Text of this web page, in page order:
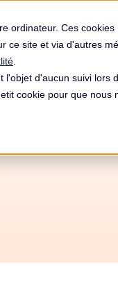
ordinateur. Ces
ce site et via d'autres
l'objet d'aucun suivi
cookie pour que nous